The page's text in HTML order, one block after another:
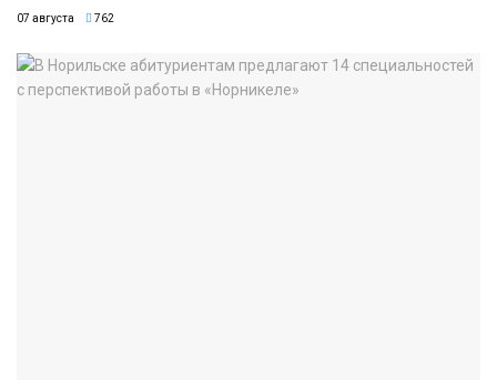
07 августа 762